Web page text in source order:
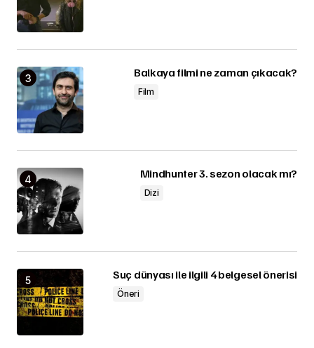
Balkaya filmi ne zaman çıkacak?
Film
Mindhunter 3. sezon olacak mı?
Dizi
Suç dünyası ile ilgili 4 belgesel önerisi
Öneri